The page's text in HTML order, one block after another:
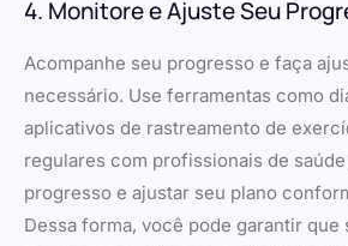
4. Monitore e Ajuste Seu
Acompanhe seu progresso e faça
necessário. Use ferramentas como
aplicativos de rastreamento de
regulares com profissionais de
progresso e ajustar seu plano
Dessa forma, você pode garantir que